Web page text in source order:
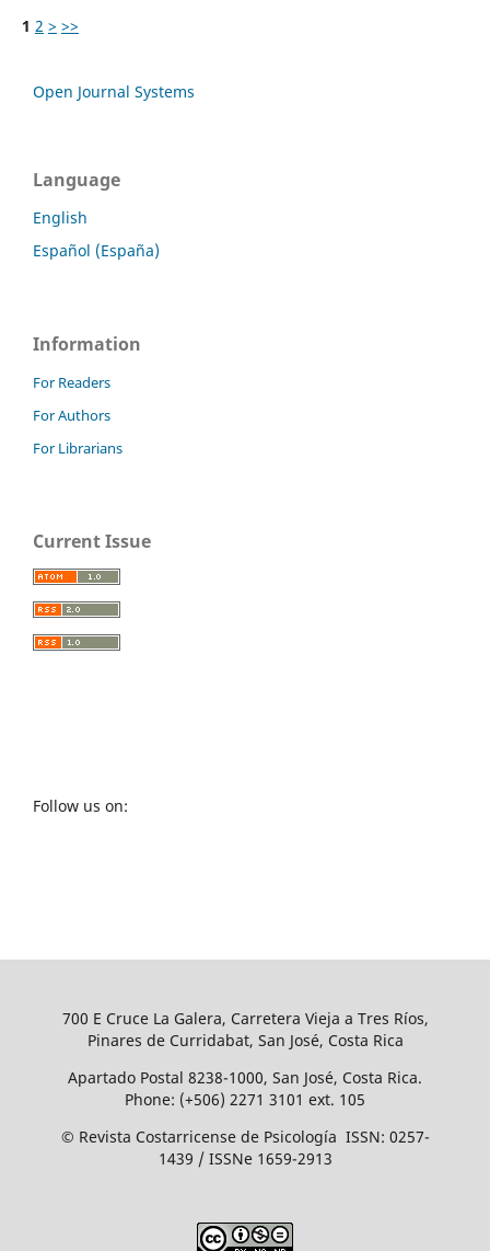
1 2 > >>
Open Journal Systems
Language
English
Español (España)
Information
For Readers
For Authors
For Librarians
Current Issue
Follow us on:
700 E Cruce La Galera, Carretera Vieja a Tres Ríos,
Pinares de Curridabat, San José, Costa Rica
Apartado Postal 8238-1000, San José, Costa Rica.
Phone: (+506) 2271 3101 ext. 105
© Revista Costarricense de Psicología ISSN: 0257-
1439 / ISSNe 1659-2913